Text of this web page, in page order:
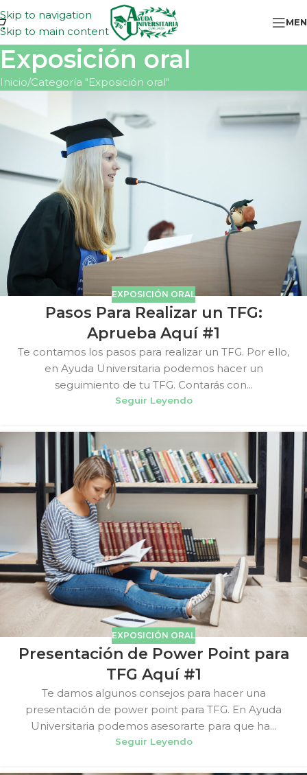
Skip to navigation
Skip to main content
Exposición oral
Inicio Categoría "Exposición oral"
EXPOSICIÓN ORAL
Pasos Para Realizar un TFG:
Aprueba Aquí #1
Te contamos los pasos para realizar un TFG. Por ello,
en Ayuda Universitaria podemos hacer un
seguimiento de tu TFG. Contarás con...
Seguir Leyendo
EXPOSICIÓN ORAL
Presentación de Power Point para
TFG Aquí #1
Te damos algunos consejos para hacer una
presentación de power point para TFG. En Ayuda
Universitaria podemos asesorarte para que ha...
Seguir Leyendo